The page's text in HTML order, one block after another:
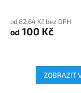
produktu
je
od 82,64 Kč bez DPH
od 100 Kč
ZOBRAZIT